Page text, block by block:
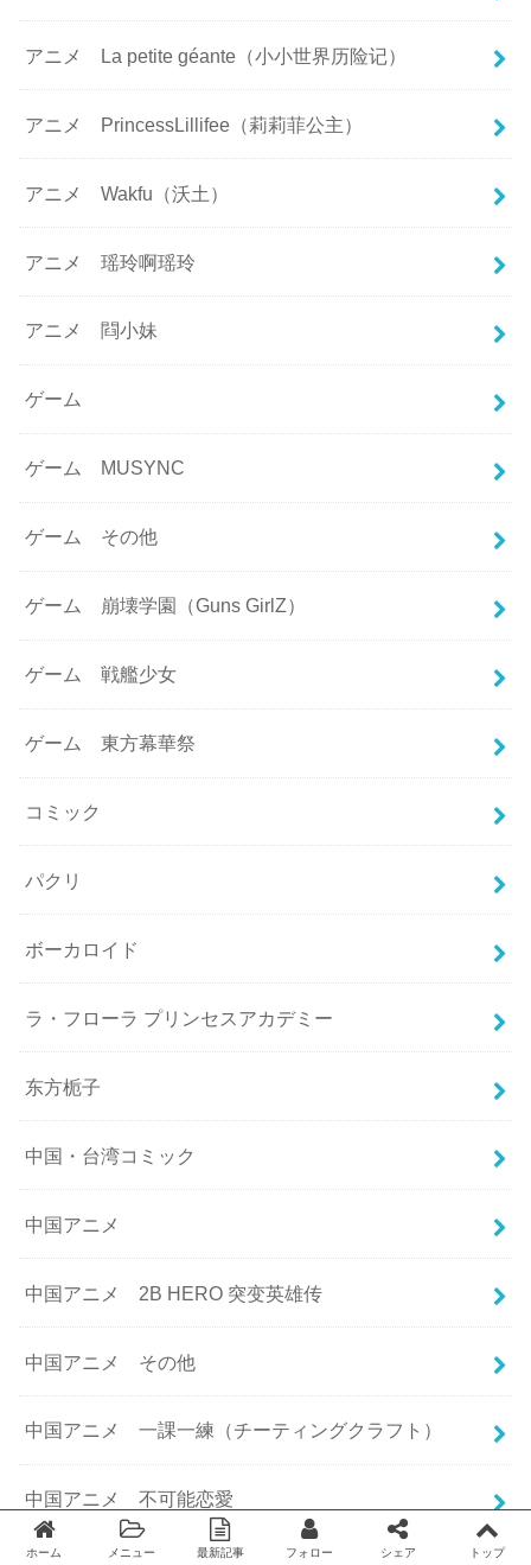
アニメ La petite géante（小小世界历险记）
アニメ PrincessLillifee（莉莉菲公主）
アニメ Wakfu（沃土）
アニメ 瑶玲啊瑶玲
アニメ 閰小妹
ゲーム
ゲーム MUSYNC
ゲーム その他
ゲーム 崩壊学園（Guns GirlZ）
ゲーム 戦艦少女
ゲーム 東方幕華祭
コミック
パクリ
ボーカロイド
ラ・フローラ プリンセスアカデミー
东方栀子
中国・台湾コミック
中国アニメ
中国アニメ 2B HERO 突变英雄传
中国アニメ その他
中国アニメ 一課一練（チーティングクラフト）
中国アニメ 不可能恋愛
ホーム メニュー 最新記事 フォロー シェア トップ
Twitter facebook